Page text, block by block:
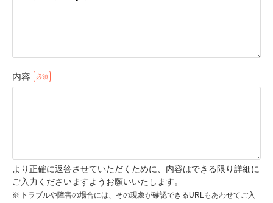
内容
より正確に返答させていただくために、内容はできる限り詳細に
ご入力くださいますようお願いいたします。
トラブルや障害の場合には、その現象が確認できるURLもあわせてご入